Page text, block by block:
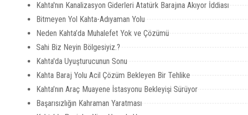
Kahta'nın Kanalizasyon Giderleri Atatürk Barajına Akıyor İddiası
Bitmeyen Yol Kahta-Adıyaman Yolu
Neden Kahta’da Muhalefet Yok ve Çözümü
Sahi Biz Neyin Bölgesiyiz.?
Kahta'da Uyuşturucunun Sonu
Kahta Baraj Yolu Acil Çözüm Bekleyen Bir Tehlike
Kahta’nın Araç Muayene İstasyonu Bekleyişi Sürüyor
Başarısızlığın Kahraman Yaratması